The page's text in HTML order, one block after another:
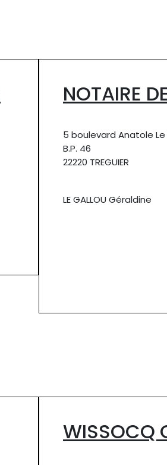
NOTAIRE
5 boulevard Anatole Le
B.P. 46
22220 TREGUIER
LE GALLOU Géraldine
WISSOCQ